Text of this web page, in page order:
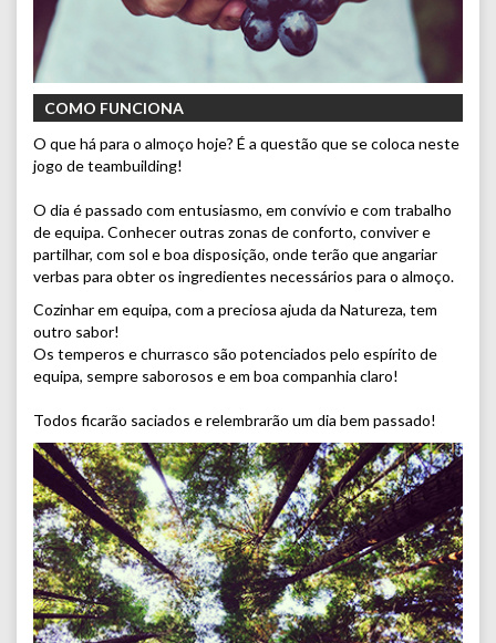
COMO FUNCIONA
O que há para o almoço hoje? É a questão que se coloca neste
jogo de teambuilding!
O dia é passado com entusiasmo, em convívio e com trabalho
de equipa. Conhecer outras zonas de conforto, conviver e
partilhar, com sol e boa disposição, onde terão que angariar
verbas para obter os ingredientes necessários para o almoço.
Cozinhar em equipa, com a preciosa ajuda da Natureza, tem
outro sabor!
Os temperos e churrasco são potenciados pelo espírito de
equipa, sempre saborosos e em boa companhia claro!
Todos ficarão saciados e relembrarão um dia bem passado!